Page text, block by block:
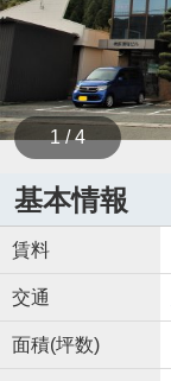
1 / 4
基本情報
賃料
交通
面積(坪数)